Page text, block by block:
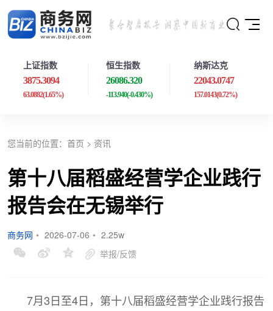
上证指数
3875.3094
63.0882(1.65%)
恒生指数
26086.320
-113.940(-0.430%)
纳斯达克
22043.0747
157.0143(0.72%)
您当前的位置： 首页 > 资讯
第十八届稻盛经营学企业践行
报告会在无锡举行
商务网 • 2026-07-06 • 2.25w
举报/反馈
7月3日至4日，第十八届稻盛经营学企业践行报告